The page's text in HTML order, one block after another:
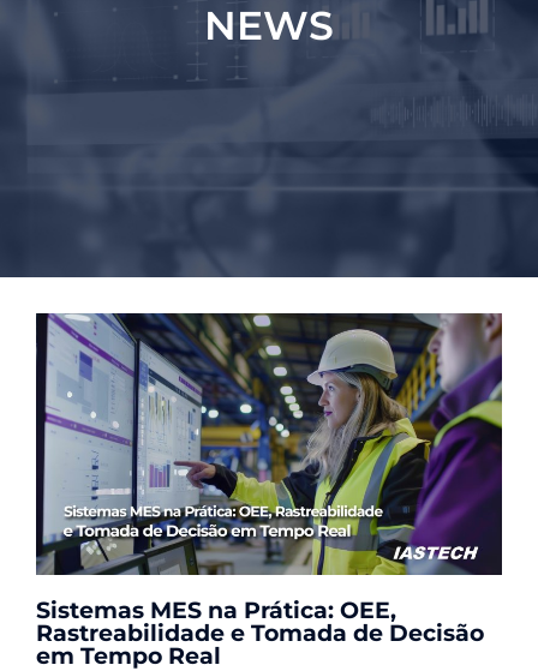
NEWS
Sistemas MES na Prática: OEE,
Rastreabilidade e Tomada de Decisão
em Tempo Real